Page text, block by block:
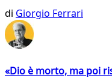
di Giorgio Ferrari
«Dio è morto, ma poi